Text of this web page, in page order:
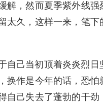
解，然而夏季紫外线强
太久，这样一来，笔下
自己当初顶着炎炎烈日
换作是今年的话，恐怕
自己失去了蓬勃的干劲